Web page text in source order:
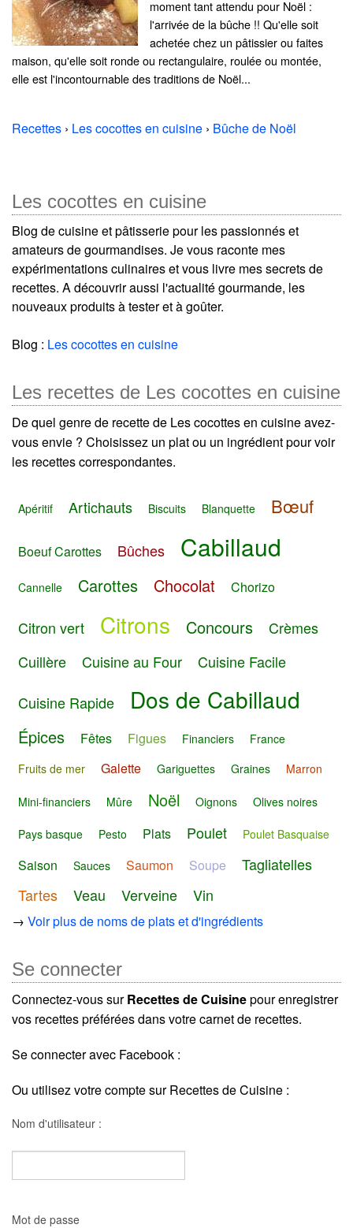
moment tant attendu pour Noël :
l'arrivée de la bûche !! Qu'elle soit
achetée chez un pâtissier ou faites
maison, qu'elle soit ronde ou rectangulaire, roulée ou montée,
elle est l'incontournable des traditions de Noël...
Recettes › Les cocottes en cuisine › Bûche de Noël
Les cocottes en cuisine
Blog de cuisine et pâtisserie pour les passionnés et
amateurs de gourmandises. Je vous raconte mes
expérimentations culinaires et vous livre mes secrets de
recettes. A découvrir aussi l'actualité gourmande, les
nouveaux produits à tester et à goûter.
Blog : Les cocottes en cuisine
Les recettes de Les cocottes en cuisine
De quel genre de recette de Les cocottes en cuisine avez-
vous envie ? Choisissez un plat ou un ingrédient pour voir
les recettes correspondantes.
Apéritif Artichauts Biscuits Blanquette Bœuf
Boeuf Carottes Bûches Cabillaud
Cannelle Carottes Chocolat Chorizo
Citron vert Citrons Concours
Crèmes
Cuillère
Cuisine au Four
Cuisine Facile
Cuisine Rapide
Dos de Cabillaud
Épices Fêtes Figues Financiers
France
Fruits de mer
Galette Gariguettes Graines Marron
Mini-financiers Mûre Noël Oignons Olives noires
Pays basque Pesto Plats Poulet Poulet Basquaise
Saison Sauces Saumon Soupe
Tagliatelles
Tartes
Veau Verveine Vin
→ Voir plus de noms de plats et d'ingrédients
Se connecter
Connectez-vous surRecettes de Cuisinepour enregistrer
vos recettes préférées dans votre carnet de recettes.
Se connecter avec Facebook :
Ou utilisez votre compte sur Recettes de Cuisine :
Nom d'utilisateur :
Mot de passe